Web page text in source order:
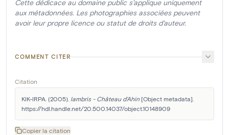
Cette dédicace au domaine public s'applique uniquement
aux métadonnées. Les photographies associées peuvent
avoir leur propre licence ou statut de droits d'auteur.
COMMENT CITER
Citation
KIK-IRPA. (2005). lambris - Château d'Ahin [Object metadata].
https://hdl.handle.net/20.500.14037/object.10148909
Copier la citation